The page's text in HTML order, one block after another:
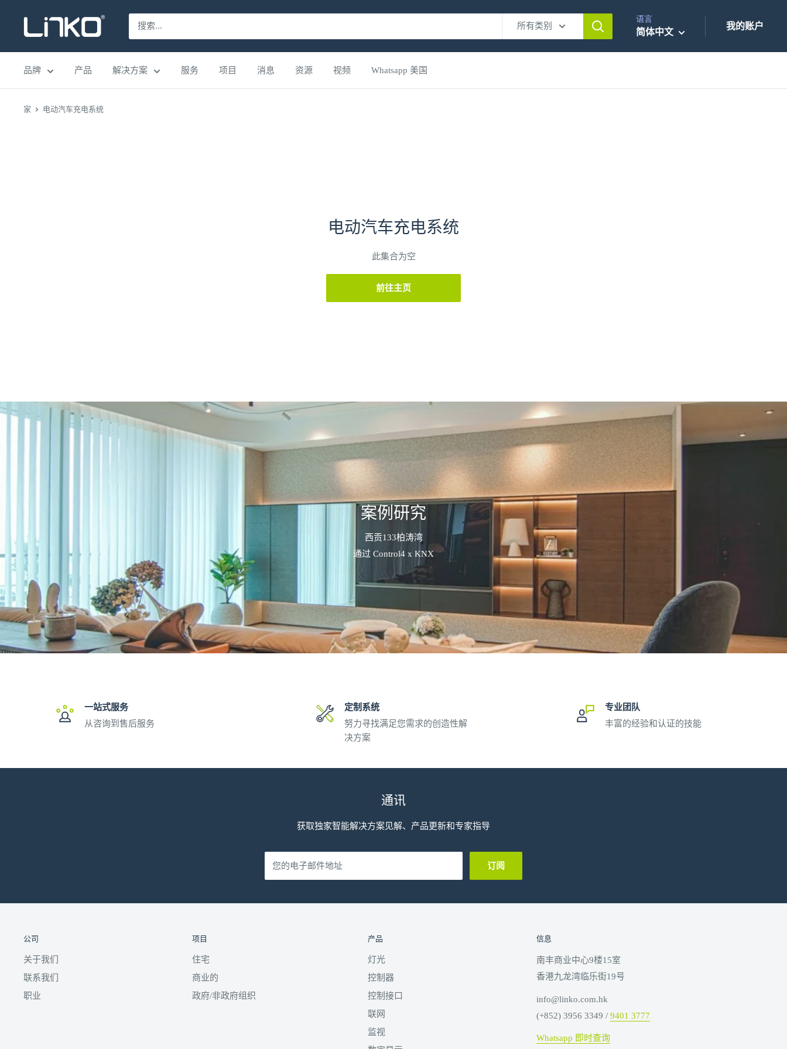
LINKO
SMART
TECHNOLOGY
LIMITED
所有类别
语言
简体中文
我的账户
品牌 产品 解决方案 服务 项目 消息 资源 视频 Whatsapp 美国
家 电动汽车充电系统
电动汽车充电系统
此集合为空
前往主页
案例研究
西贡133柏涛湾
通过 Control4 x KNX
一站式服务
从咨询到售后服务
定制系统
努力寻找满足您需求的创造性解
决方案
专业团队
丰富的经验和认证的技能
通讯
获取独家智能解决方案见解、产品更新和专家指导
您的电子邮件地址 订阅
公司
关于我们
联系我们
职业
项目
住宅
商业的
政府/非政府组织
产品
灯光
控制器
控制接口
联网
监视
信息
南丰商业中心9楼15室
香港九龙湾临乐街19号
info@linko.com.hk
(+852) 3956 3349 / 9401 3777
Whatsapp 即时查询